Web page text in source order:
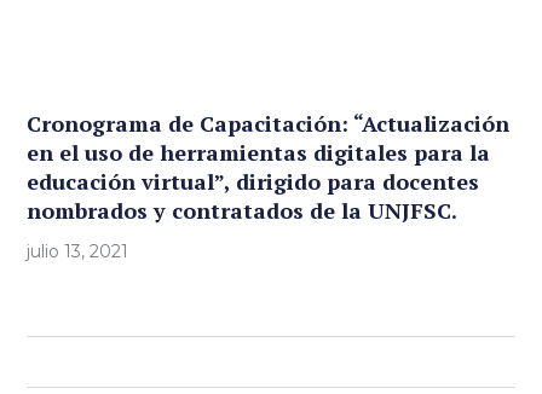
Cronograma de Capacitación: “Actualización
en el uso de herramientas digitales para la
educación virtual”, dirigido para docentes
nombrados y contratados de la UNJFSC.
julio 13, 2021